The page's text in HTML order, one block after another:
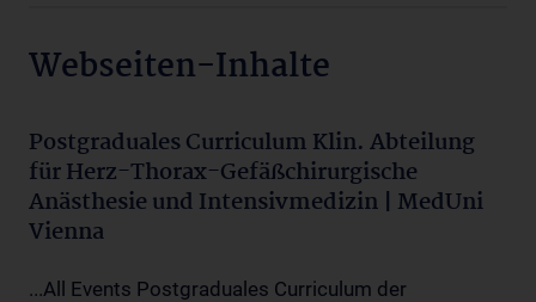
Webseiten-Inhalte
Postgraduales Curriculum Klin. Abteilung
für Herz-Thorax-Gefäßchirurgische
Anästhesie und Intensivmedizin | MedUni
Vienna
...All Events Postgraduales Curriculum der